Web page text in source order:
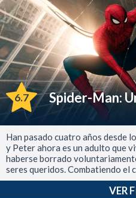
6.7 Spider-Man:
Han pasado cuatro años desde
y Peter ahora es un adulto que
haberse borrado
seres queridos. Combatiendo el
VER